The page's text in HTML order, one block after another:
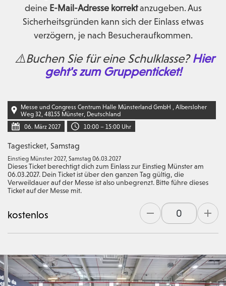
deine E-Mail-Adresse korrektanzugeben. Aus
Sicherheitsgründen kann sich der Einlass etwas
verzögern, je nach Besucheraufkommen.
⚠️Buchen Sie für eine Schulklasse?Hier
geht's zum Gruppenticket!
Messe und Congress Centrum Halle Münsterland GmbH , Albersloher
Weg 32, 48155 Münster, Deutschland
06. März 2027
10:00 – 15:00 Uhr
Tagesticket, Samstag
Einstieg Münster 2027, Samstag 06.03.2027
Dieses Ticket berechtigt dich zum Einlass zur Einstieg Münster am
06.03.2027. Dein Ticket ist über den ganzen Tag gültig, die
Verweildauer auf der Messe ist also unbegrenzt. Bitte führe dieses
Ticket auf der Messe mit.
kostenlos